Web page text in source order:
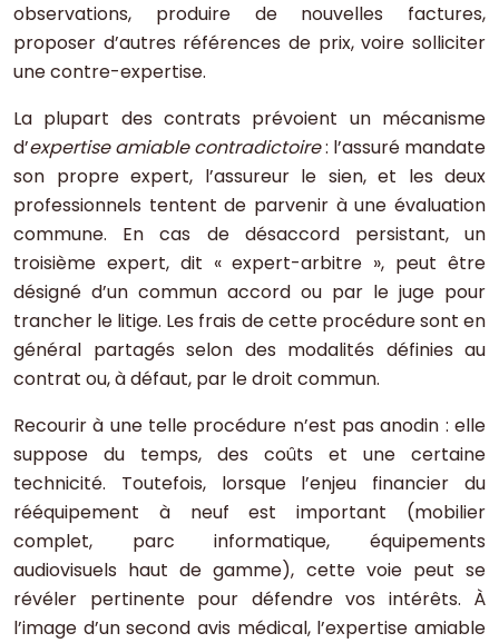
observations, produire de nouvelles factures,
proposer d’autres références de prix, voire solliciter
une contre-expertise.
La plupart des contrats prévoient un mécanisme
d’expertise amiable contradictoire: l’assuré mandate
son propre expert, l’assureur le sien, et les deux
professionnels tentent de parvenir à une évaluation
commune. En cas de désaccord persistant, un
troisième expert, dit « expert-arbitre », peut être
désigné d’un commun accord ou par le juge pour
trancher le litige. Les frais de cette procédure sont en
général partagés selon des modalités définies au
contrat ou, à défaut, par le droit commun.
Recourir à une telle procédure n’est pas anodin : elle
suppose du temps, des coûts et une certaine
technicité. Toutefois, lorsque l’enjeu financier du
rééquipement à neuf est important (mobilier
complet, parc informatique, équipements
audiovisuels haut de gamme), cette voie peut se
révéler pertinente pour défendre vos intérêts. À
l’image d’un second avis médical, l’expertise amiable